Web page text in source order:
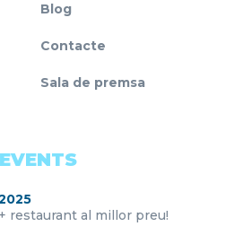
Blog
Contacte
Sala de premsa
restaurant al millor preu!